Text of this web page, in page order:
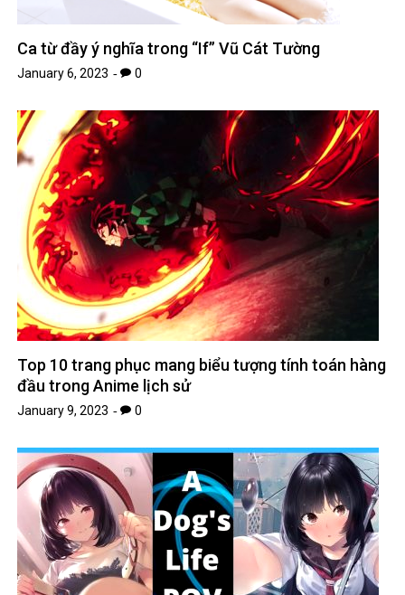
Ca từ đầy ý nghĩa trong “If” Vũ Cát Tường
January 6, 2023 0
Top 10 trang phục mang biểu tượng tính toán hàng
đầu trong Anime lịch sử
January 9, 2023 0